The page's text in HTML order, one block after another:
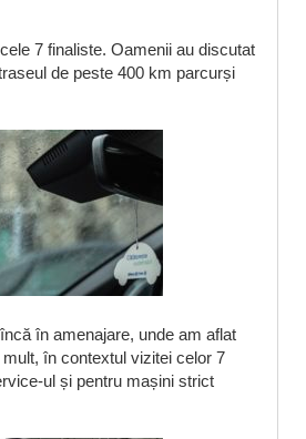
7 finaliste. Oamenii au discutat
de peste 400 km parcurși
în amenajare, unde am aflat
în contextul vizitei celor 7
ul și pentru mașini strict